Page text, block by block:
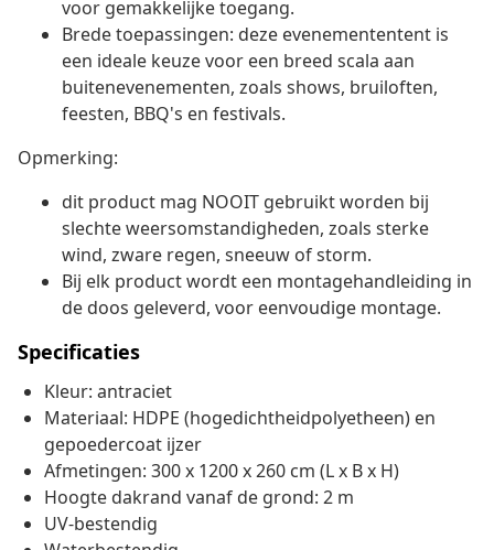
voor gemakkelijke toegang.
Brede toepassingen: deze evenemententent is
een ideale keuze voor een breed scala aan
buitenevenementen, zoals shows, bruiloften,
feesten, BBQ's en festivals.
Opmerking:
dit product mag NOOIT gebruikt worden bij
slechte weersomstandigheden, zoals sterke
wind, zware regen, sneeuw of storm.
Bij elk product wordt een montagehandleiding in
de doos geleverd, voor eenvoudige montage.
Specificaties
Kleur: antraciet
Materiaal: HDPE (hogedichtheidpolyetheen) en
gepoedercoat ijzer
Afmetingen: 300 x 1200 x 260 cm (L x B x H)
Hoogte dakrand vanaf de grond: 2 m
UV-bestendig